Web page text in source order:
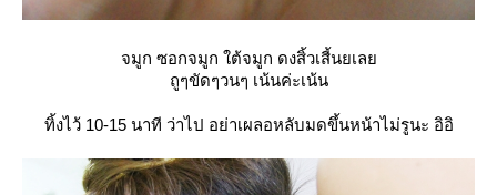
จมูก ซอกจมูก ใต้จมูก ดงสิ้วเสี้นยเล
ถูๆขัดๆวนๆ เน้นค่ะเน้น
ทิ้งไว้ 10-15 นาที ว่าไป อย่าเผลอหลับมดขึ้นหน้าไม่รูนะ อิอิ